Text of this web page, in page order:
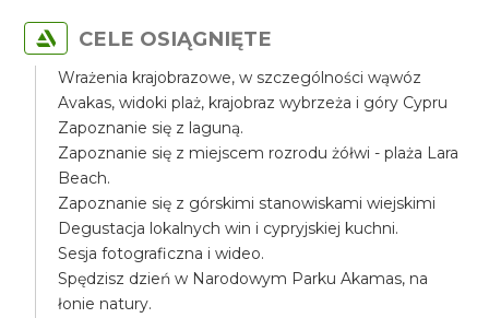
CELE OSIĄGNIĘTE
Wrażenia krajobrazowe, w szczególności wąwóz
Avakas, widoki plaż, krajobraz wybrzeża i góry Cypru
Zapoznanie się z laguną.
Zapoznanie się z miejscem rozrodu żółwi - plaża Lara
Beach.
Zapoznanie się z górskimi stanowiskami wiejskimi
Degustacja lokalnych win i cypryjskiej kuchni.
Sesja fotograficzna i wideo.
Spędzisz dzień w Narodowym Parku Akamas, na
łonie natury.